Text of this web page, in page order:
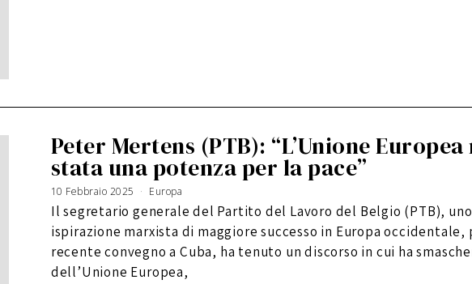
Peter Mertens (PTB): “L’Unione
stata una potenza per la pace”
10 Febbraio 2025 Europa
Il segretario generale del Partito del Lavoro del Belgio (PTB),
ispirazione marxista di maggiore successo in Europa occidentale,
recente convegno a Cuba, ha tenuto un discorso in cui ha
dell’Unione Europea,